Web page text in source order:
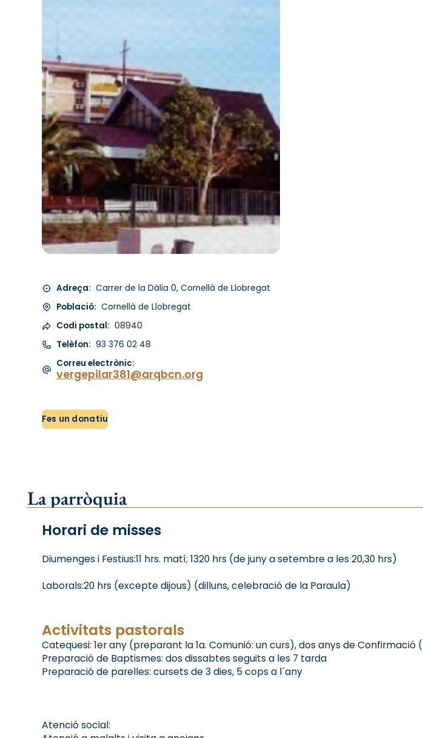
Adreça: Carrer de la Dàlia 0, Cornellà de Llobregat
Població: Cornellà de Llobregat
Codi postal: 08940
Telèfon: 93 376 02 48
Correu electrònic:
vergepilar381@arqbcn.org
Fes un donatiu
La parròquia
Horari de misses
Diumenges i Festius:11 hrs. matí; 1320 hrs (de juny a setembre a les 20,30 hrs)
Laborals:20 hrs (excepte dijous) (dilluns, celebració de la Paraula)
Activitats pastorals
Catequesi: 1er any (preparant la 1a. Comunió: un curs), dos anys de Confirmació
Preparació de Baptismes: dos dissabtes seguits a les 7 tarda
Preparació de parelles: cursets de 3 dies, 5 cops a l´any
Atenció social: